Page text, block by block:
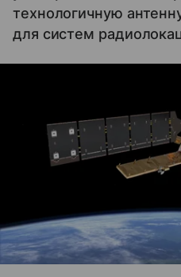
технологичную
для систем